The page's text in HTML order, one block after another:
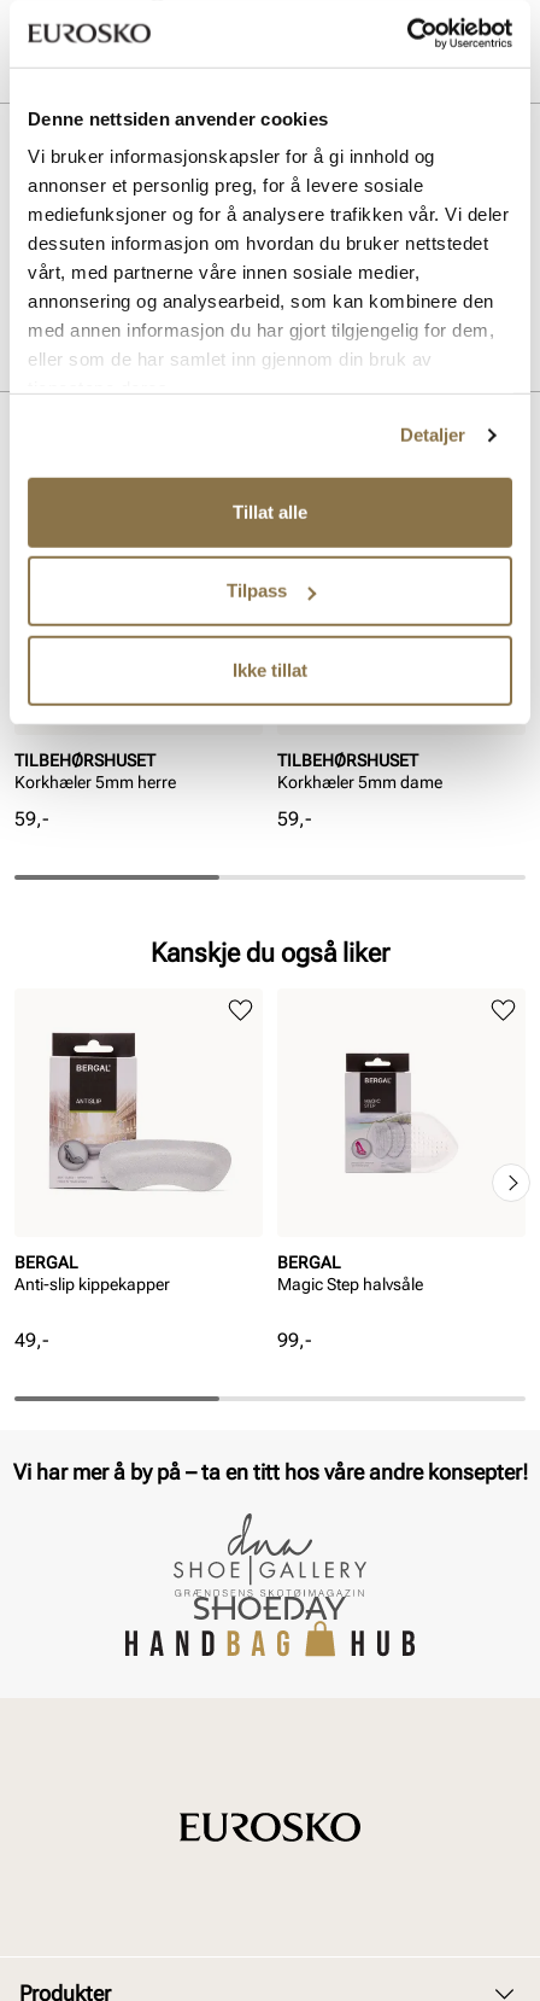
Denne nettsiden anvender cookies
Vi bruker informasjonskapsler for å gi innhold og
annonser et personlig preg, for å levere sosiale
mediefunksjoner og for å analysere trafikken vår. Vi deler
dessuten informasjon om hvordan du bruker nettstedet
vårt, med partnerne våre innen sosiale medier,
annonsering og analysearbeid, som kan kombinere den
med annen informasjon du har gjort tilgjengelig for dem,
eller som de har samlet inn gjennom din bruk av
Detaljer
Tillat alle
Tilpass
Ikke tillat
En støtdempende hælsåle i mykt latexskum, med overdel i skinn.
Skinnhelen kompenserer for slitte innleggssåler i hælområdet.
Hælheving er optimal for harde, ukomfortable sko og smertefulle
hæler. Dobbel størrelse inndeling: 35/37, 38/40, 41/43 og 44/46.
Art. nr
97343007
TILBEHØRSHUSET
Korkhæler 5mm herre
Pris
59,-
TILBEHØRSHUSET
Korkhæler 5mm dame
Pris
59,-
Kanskje du også liker
BERGAL
Anti-slip kippekapper
Pris
49,-
BERGAL
Magic Step halvsåle
Pris
99,-
Vi har mer å by på – ta en titt hos våre andre konsepter!
Produkter